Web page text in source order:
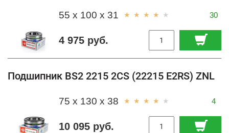
30
4 975 руб.
55 x 100 x 31
Подшипник BS2 2215 2CS (22215 E2RS) ZNL
4
10 095 руб.
75 x 130 x 38